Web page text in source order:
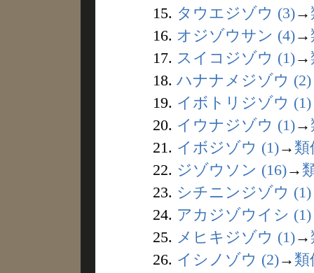
15. タウエジゾウ (3)→
16. オジゾウサン (4)→
17. スイコジゾウ (1)→
18. ハナナメジゾウ (2)
19. イボトリジゾウ (1)
20. イウナジゾウ (1)→
21. イボジゾウ (1)→ 類
22. ジゾウソン (16)→
23. シチニンジゾウ (1)
24. アカジゾウイシ (1)
25. メヒキジゾウ (1)→
26. イシノゾウ (2)→ 類